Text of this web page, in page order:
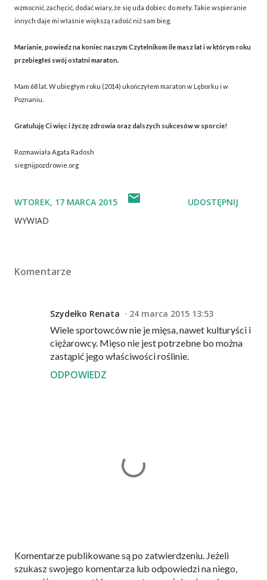
wzmocnić, zachęcić, dodać wiary, że się uda dobiec do mety. Takie wspieranie
innych daje mi właśnie większą radość niż sam bieg.
Marianie, powiedz na koniec naszym Czytelnikom ile masz lat i w którym roku
przebiegłeś swój ostatni maraton.
Mam 68 lat. W ubiegłym roku (2014) ukończyłem maraton w Lęborku i w
Poznaniu.
Gratuluję Ci więc i życzę zdrowia oraz dalszych sukcesów w sporcie!
Rozmawiała Agata Radosh
siegnijpozdrowie.org
WTOREK, 17 MARCA 2015
WYWIAD
UDOSTĘPNIJ
Komentarze
Szydełko Renata
24 marca 2015 13:53
Wiele sportowców nie je mięsa, nawet kulturyści i
ciężarowcy. Mięso nie jest potrzebne bo można
zastąpić jego właściwości roślinie.
ODPOWIEDZ
P
r
Komentarze publikowane są po zatwierdzeniu. Jeżeli
szukasz swojego komentarza lub odpowiedzi na niego,